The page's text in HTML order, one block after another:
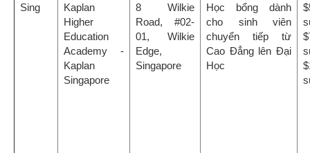
Sing
Kaplan
Higher
Education
Academy -
Kaplan
Singapore
8 Wilkie
Road, #02-
01, Wilkie
Edge,
Singapore
Học bổng dành
cho sinh viên
chuyển tiếp từ
Cao Đẳng lên Đại
Học